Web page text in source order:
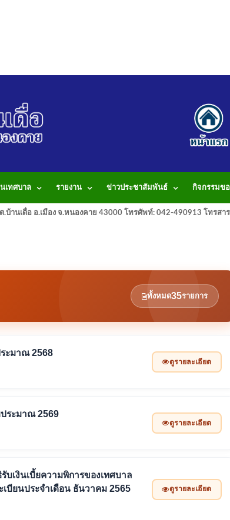
เทศบาล รายงาน ข่าวประชาสัมพันธ์ กิจกรรมขอ
บ้านเดื่อ อ.เมือง จ.หนองคาย 43000 โทรศัพท์: 042-490913 โทรสา
ทั้งหมด35รายการ
ะมาณ 2568
ดูรายละเอียด
ประมาณ 2569
ดูรายละเอียด
เงินเบี้ยความพิการของเทศบาล
บียนประจำเดือน ธันวาคม 2565
ดูรายละเอียด